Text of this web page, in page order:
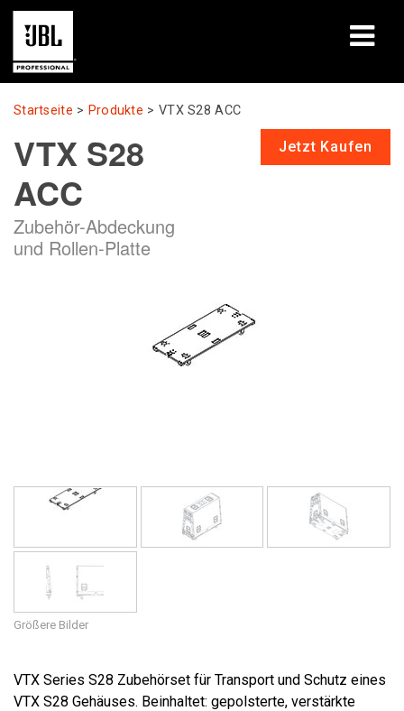
Produkte
Fallstudien
Lernsitzungen
Schulungen
Startseite > Produkte > VTX S28 ACC
VTX S28
ACC
Zubehör-Abdeckung
und Rollen-Platte
Jetzt Kaufen
Größere Bilder
VTX Series S28 Zubehörset für Transport und Schutz eines
VTX S28 Gehäuses. Beinhaltet: gepolsterte, verstärkte